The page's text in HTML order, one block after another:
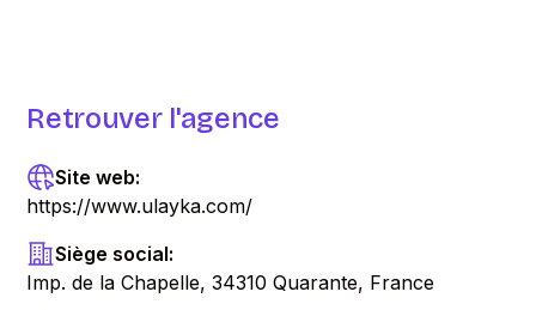
Retrouver l'agence
Site web:
https://www.ulayka.com/
Siège social:
Imp. de la Chapelle, 34310 Quarante, France